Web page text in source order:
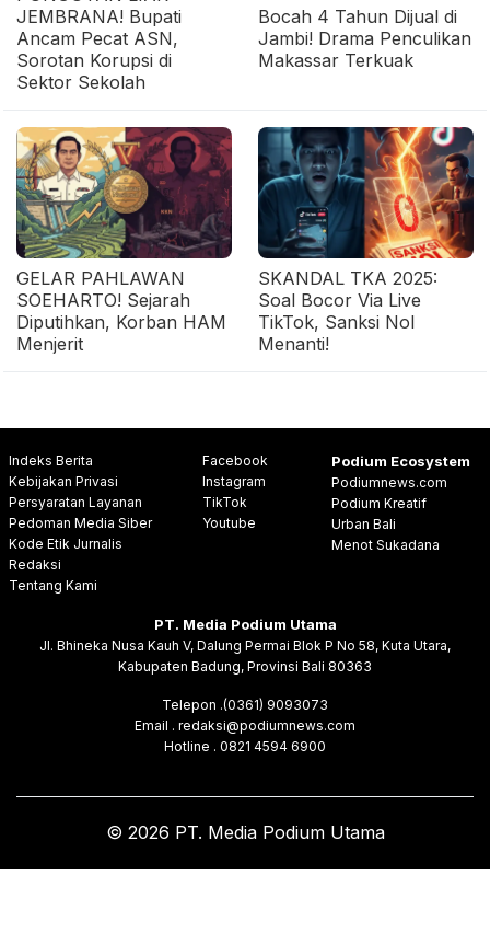
JEMBRANA! Bupati
Ancam Pecat ASN,
Sorotan Korupsi di
Sektor Sekolah
Bocah 4 Tahun Dijual di
Jambi! Drama Penculikan
Makassar Terkuak
GELAR PAHLAWAN
SOEHARTO! Sejarah
Diputihkan, Korban HAM
Menjerit
SKANDAL TKA 2025:
Soal Bocor Via Live
TikTok, Sanksi Nol
Menanti!
Indeks Berita
Kebijakan Privasi
Persyaratan Layanan
Pedoman Media Siber
Kode Etik Jurnalis
Redaksi
Tentang Kami
Facebook
Instagram
TikTok
Youtube
Podium Ecosystem
Podiumnews.com
Podium Kreatif
Urban Bali
Menot Sukadana
PT. Media Podium Utama
Jl. Bhineka Nusa Kauh V, Dalung Permai Blok P No 58, Kuta Utara,
Kabupaten Badung, Provinsi Bali 80363
Telepon .(0361) 9093073
Email . redaksi@podiumnews.com
Hotline . 0821 4594 6900
© 2026 PT. Media Podium Utama